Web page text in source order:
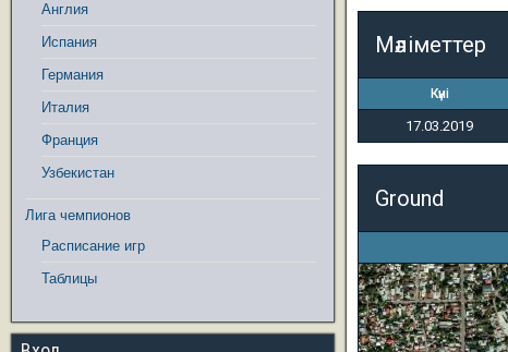
Мәліметтер
Күні
17.03.2019
Ground
Англия
Испания
Германия
Италия
Франция
Узбекистан
Лига чемпионов
Расписание игр
Таблицы